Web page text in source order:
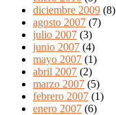
diciembre 2009 (8)
agosto 2007 (7)
julio 2007 (3)
junio 2007 (4)
mayo 2007 (1)
abril 2007 (2)
marzo 2007 (5)
febrero 2007 (1)
enero 2007 (6)